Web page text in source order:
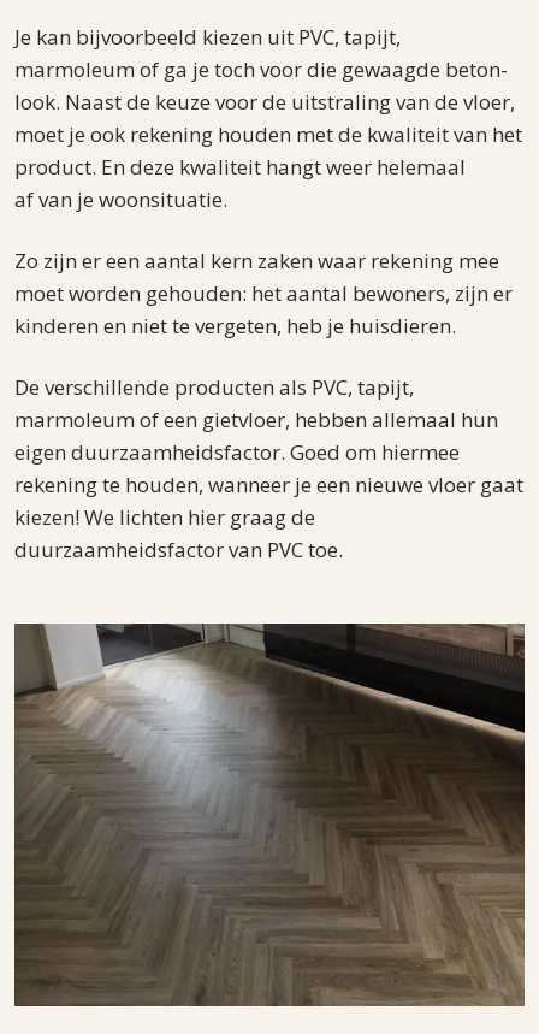
Je kan bijvoorbeeld kiezen uit PVC, tapijt,
marmoleum of ga je toch voor die gewaagde beton-
look. Naast de keuze voor de uitstraling van de vloer,
moet je ook rekening houden met de kwaliteit van het
product. En deze kwaliteit hangt weer helemaal
af van je woonsituatie.
Zo zijn er een aantal kern zaken waar rekening mee
moet worden gehouden: het aantal bewoners, zijn er
kinderen en niet te vergeten, heb je huisdieren.
De verschillende producten als PVC, tapijt,
marmoleum of een gietvloer, hebben allemaal hun
eigen duurzaamheidsfactor. Goed om hiermee
rekening te houden, wanneer je een nieuwe vloer gaat
kiezen! We lichten hier graag de
duurzaamheidsfactor van PVC toe.